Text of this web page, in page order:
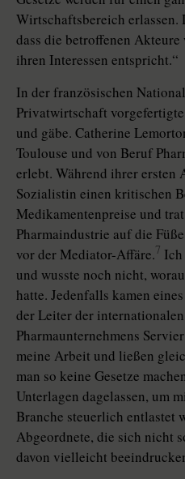
Wirtschaftsbereich erlassen.
dass die betroffenen Akteure
ihren Interessen entspricht.“
In der französischen
Privatwirtschaft
und gäbe. Catherine
Toulouse und von Beruf
erlebt. Während ihrer ersten
Sozialistin einen kritischen
Medikamentenpreise und
Pharmaindustrie auf die
vor der Mediator-Affäre.7
und wusste noch nicht,
hatte. Jedenfalls kamen
der Leiter der
Pharmaunternehmens
meine Arbeit und ließen
man so keine Gesetze
Unterlagen dagelassen, um
Branche steuerlich entlastet
Abgeordnete, die sich nicht
davon vielleicht